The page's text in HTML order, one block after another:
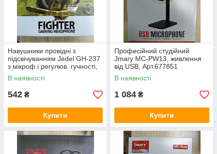
Навушники провідні з
підсвічуванням Jedel GH-237
з мікроф.і регулюв. гучності,
Арт.67787
В наявності
542 ₴
Купити
Професійний студійний
Jmary MC-PW13, живлення
від USB, Арт.677851
В наявності
1 084 ₴
Купити